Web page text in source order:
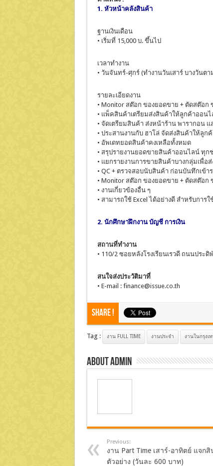
1. หัวหน้าคลังสินค้า
ฐานเงินเดือน
• เริ่มที่ 15,000 บ. ขึ้นไป
เวลาทำงาน
• วันจันทร์-ศุกร์ (ทำงานวันเสาร์ บางวันตา
รายละเอียดงาน
• Monitor สต๊อก ของยอดขาย + ตัดสต๊อก
• แพ็คสินค้าเตรียมส่งสินค้าให้ลูกค้าออน
• จัดเตรียมสินค้า ส่งหน้าร้าน พารากอน
• ประสานงานกับ ฮาโล่ จัดส่งสินค้าให้ลูกค้
• อัพเดทยอดสินค้าคงเหลือทั้งหมด
• สรุปรายงานยอดขายสินค้าออนไลน์ ทุก
• แยกรายงานการขายสินค้าบางกลุ่มเพื่อ
• QC + ตรวจสอบนับสินค้า ก่อนบันทึกเข้า
• Monitor สต๊อก ของยอดขาย + ตัดสต๊อก
• งานเกี่ยวข้องอื่น ๆ
• สามารถใช้ Excel ได้อย่างดี สำหรับการใ
2. นักศึกษาฝึกงาน บัญชี การเงิน
สถานที่ทำงาน
• 110/2 ซอยหลังโรงเรียนเรวดี ถนนประ
สนใจส่งประวัติมาที่
• E-mail : finance@issue.co.th
Share !
Tag : งาน FULL TIME งานประจำ งานในกรุงเ
About admin
Previous:
งาน Part Time เสาร์-อาทิตย์ แจกสิ
ตัวอย่าง (วันละ 600 บาท)